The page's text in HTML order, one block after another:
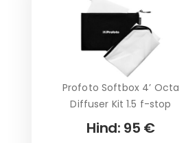
Profoto Softbox 4’ Octa
Diffuser Kit 1.5 f-stop
Hind: 95 €